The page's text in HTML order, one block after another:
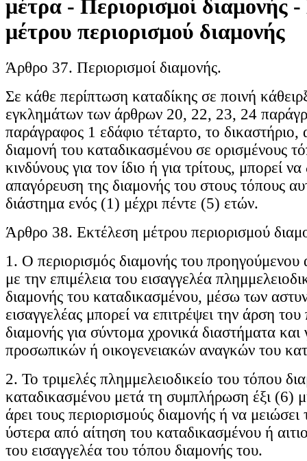
μέτρα - Περιορισμοί διαμονής
μέτρου περιορισμού διαμονής
Άρθρο 37. Περιορισμοί διαμονής.
Σε κάθε περίπτωση καταδίκης σε ποινή
εγκλημάτων των άρθρων 20, 22, 23, 24
παράγραφος 1 εδάφιο τέταρτο, το δικαστήριο,
διαμονή του καταδικασμένου σε ορισμένους
κινδύνους για τον ίδιο ή για τρίτους, μπορεί να
απαγόρευση της διαμονής του στους τόπους
διάστημα ενός (1) μέχρι πέντε (5) ετών.
Άρθρο 38. Εκτέλεση μέτρου περιορισμού
1. Ο περιορισμός διαμονής του προηγούμενου
με την επιμέλεια του εισαγγελέα
διαμονής του καταδικασμένου, μέσω των
εισαγγελέας μπορεί να επιτρέψει την άρση του
διαμονής για σύντομα χρονικά διαστήματα
προσωπικών ή οικογενειακών αναγκών του
2. Το τριμελές πλημμελειοδικείο του τόπου
καταδικασμένου μετά τη συμπλήρωση έξι (6)
άρει τους περιορισμούς διαμονής ή να μειώσει
ύστερα από αίτηση του καταδικασμένου ή
του εισαγγελέα του τόπου διαμονής του.